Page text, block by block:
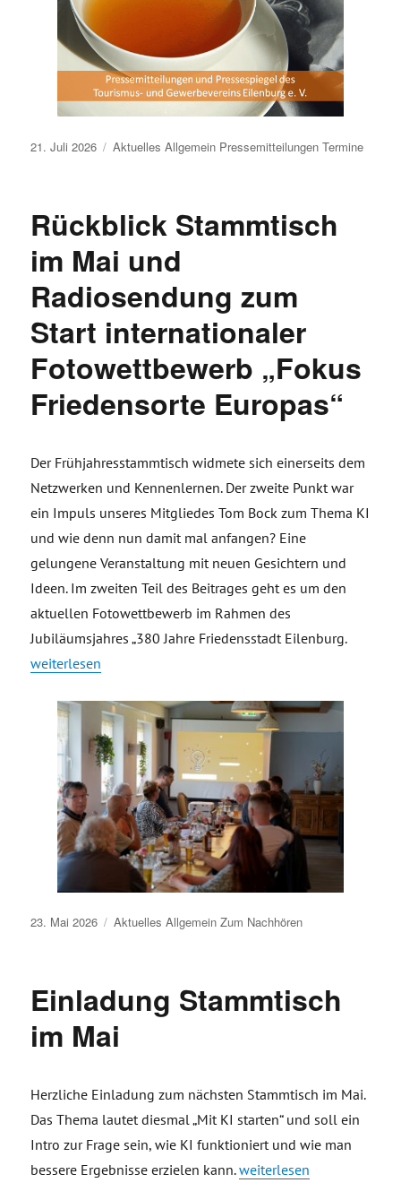
Veröffentlicht
21. Juli 2026 Aktuelles Allgemein Pressemitteilungen Termine
Rückblick Stammtisch
im Mai und
Radiosendung zum
Start internationaler
Fotowettbewerb „Fokus
Friedensorte Europas“
Der Frühjahresstammtisch widmete sich einerseits dem
Netzwerken und Kennenlernen. Der zweite Punkt war
ein Impuls unseres Mitgliedes Tom Bock zum Thema KI
und wie denn nun damit mal anfangen? Eine
gelungene Veranstaltung mit neuen Gesichtern und
Ideen. Im zweiten Teil des Beitrages geht es um den
aktuellen Fotowettbewerb im Rahmen des
Jubiläumsjahres „380 Jahre Friedensstadt Eilenburg.
„Rückblick Stammtisch im Mai und Radiosendung zum
weiterlesen
Veröffentlicht
23. Mai 2026 Aktuelles Allgemein Zum Nachhören
Einladung Stammtisch
im Mai
Herzliche Einladung zum nächsten Stammtisch im Mai.
Das Thema lautet diesmal „Mit KI starten“ und soll ein
Intro zur Frage sein, wie KI funktioniert und wie man
bessere Ergebnisse erzielen kann.„Einladung Stammtisch
weiterlesen